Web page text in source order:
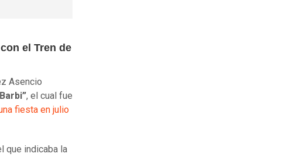
el Tren de
Asencio
, el cual fue
fiesta en julio
que indicaba la